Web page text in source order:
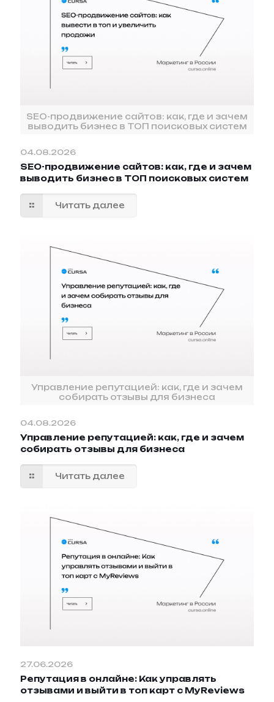
SEO-продвижение сайтов: как, где и зачем
выводить бизнес в ТОП поисковых систем
04.08.2026
SEO-продвижение сайтов: как, где и зачем
выводить бизнес в ТОП поисковых систем
Читать далее
Управление репутацией: как, где и зачем
собирать отзывы для бизнеса
04.08.2026
Управление репутацией: как, где и зачем
собирать отзывы для бизнеса
Читать далее
27.06.2026
Репутация в онлайне: Как управлять
отзывами и выйти в топ карт с MyReviews